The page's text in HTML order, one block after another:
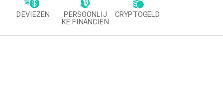
DEVIEZEN PERSOONLIJ
KE FINANCIËN
CRYPTOGELD